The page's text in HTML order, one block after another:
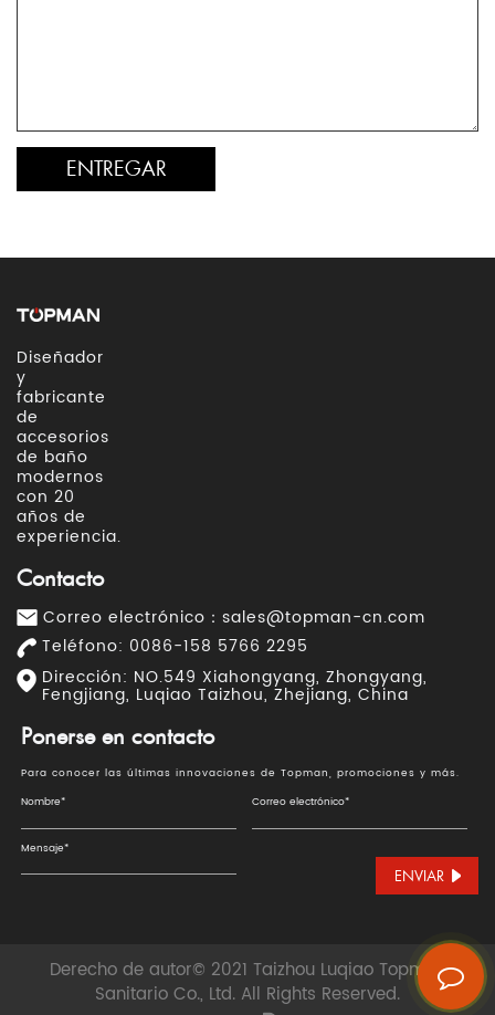
Diseñador
y
fabricante
de
accesorios
de baño
modernos
con 20
años de
experiencia.
Contacto
Correo electrónico： sales@topman-cn.com
Teléfono: 0086-158 5766 2295
Dirección: NO.549 Xiahongyang, Zhongyang,
Fengjiang, Luqiao Taizhou, Zhejiang, China
Ponerse en contacto
Para conocer las últimas innovaciones de Topman, promociones y más.
ENVIAR
Derecho de autor© 2021 Taizhou Luqiao Topman
Sanitario Co., Ltd. All Rights Reserved.